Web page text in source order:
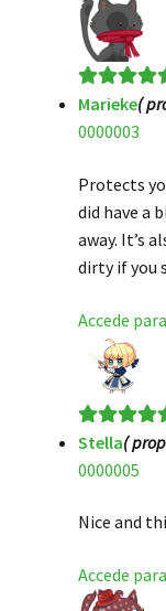
Valorado en
de 5
Marieke(
0000003
Protects
did have a
away. It’s
dirty if
Accede
Valorado en
de 5
Stella(
0000005
Nice and
Accede